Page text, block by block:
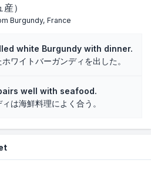
）
Burgundy, France
white Burgundy with dinner.
ワイトバーガンディを出した。
well with seafood.
は海鮮料理によく合う。